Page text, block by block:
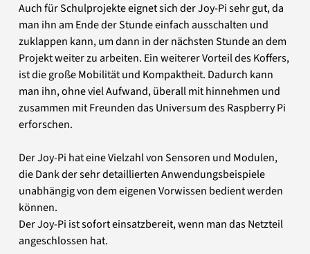
Auch für Schulprojekte eignet sich der Joy-Pi sehr gut, da
man ihn am Ende der Stunde einfach ausschalten und
zuklappen kann, um dann in der nächsten Stunde an dem
Projekt weiter zu arbeiten. Ein weiterer Vorteil des Koffers,
ist die große Mobilität und Kompaktheit. Dadurch kann
man ihn, ohne viel Aufwand, überall mit hinnehmen und
zusammen mit Freunden das Universum des Raspberry Pi
erforschen.
Der Joy-Pi hat eine Vielzahl von Sensoren und Modulen,
die Dank der sehr detaillierten Anwendungsbeispiele
unabhängig von dem eigenen Vorwissen bedient werden
können.
Der Joy-Pi ist sofort einsatzbereit, wenn man das Netzteil
angeschlossen hat.